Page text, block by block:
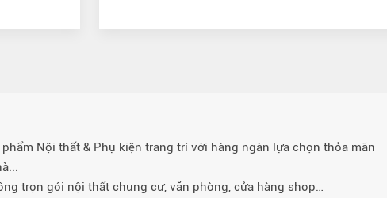
Nội thất & Phụ kiện trang trí với hàng ngàn lựa chọn thỏa mãn
trọn gói nội thất chung cư, văn phòng, cửa hàng shop…